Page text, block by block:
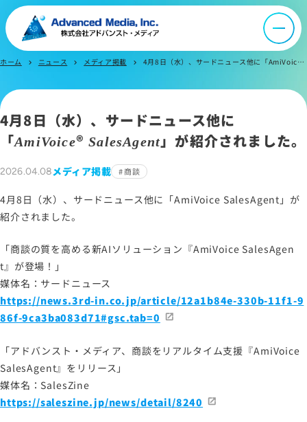
会社案内
オウンドメディア
ニュース
IR情報
よくあるご質問
お問い合わせ
サイトマップ
サイトのご利用について
ソーシャルメディアポリシー
プライバシーポリシー
ホーム chevron_right ニュース chevron_right メディア掲載 chevron_right 4月8日（水）、サードニュース他に「AmiVoice SalesAgent」が紹介されました。
4月8日（水）、サードニュース他に
「AmiVoice®SalesAgent」が紹介されました。
2026.04.08メディア掲載 商談
4月8日（水）、サードニュース他に「AmiVoice SalesAgent」が
紹介されました。
「商談の質を高める新AIソリューション『AmiVoice SalesAgen
t』が登場！」
媒体名：サードニュース
https://news.3rd-in.co.jp/article/12a1b84e-330b-11f1-9
86f-9ca3ba083d71#gsc.tab=0
「アドバンスト・メディア、商談をリアルタイム支援『AmiVoice
SalesAgent』をリリース」
媒体名：SalesZine
https://saleszine.jp/news/detail/8240